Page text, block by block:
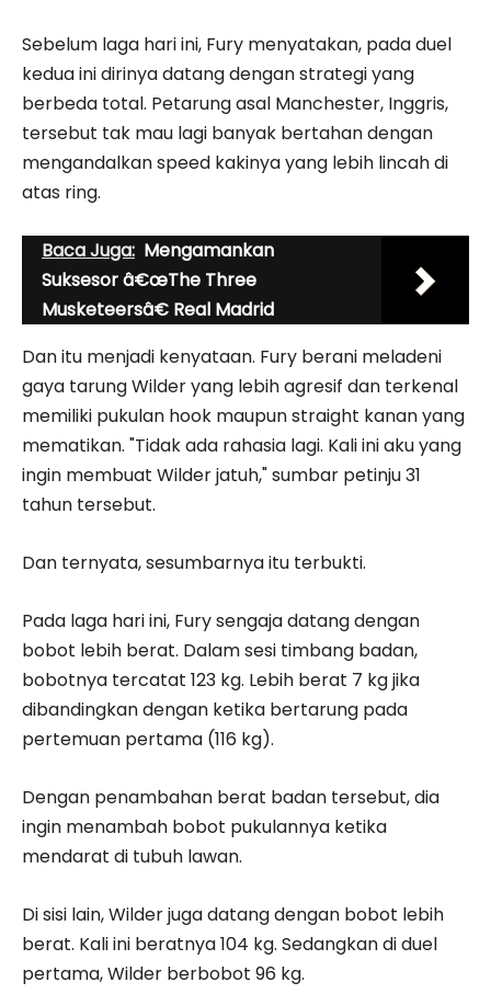
Sebelum laga hari ini, Fury menyatakan, pada duel
kedua ini dirinya datang dengan strategi yang
berbeda total. Petarung asal Manchester, Inggris,
tersebut tak mau lagi banyak bertahan dengan
mengandalkan speed kakinya yang lebih lincah di
atas ring.
Baca Juga: Mengamankan
Suksesor â€œThe Three
Musketeersâ€ Real Madrid
Dan itu menjadi kenyataan. Fury berani meladeni
gaya tarung Wilder yang lebih agresif dan terkenal
memiliki pukulan hook maupun straight kanan yang
mematikan. "Tidak ada rahasia lagi. Kali ini aku yang
ingin membuat Wilder jatuh," sumbar petinju 31
tahun tersebut.
Dan ternyata, sesumbarnya itu terbukti.
Pada laga hari ini, Fury sengaja datang dengan
bobot lebih berat. Dalam sesi timbang badan,
bobotnya tercatat 123 kg. Lebih berat 7 kg jika
dibandingkan dengan ketika bertarung pada
pertemuan pertama (116 kg).
Dengan penambahan berat badan tersebut, dia
ingin menambah bobot pukulannya ketika
mendarat di tubuh lawan.
Di sisi lain, Wilder juga datang dengan bobot lebih
berat. Kali ini beratnya 104 kg. Sedangkan di duel
pertama, Wilder berbobot 96 kg.